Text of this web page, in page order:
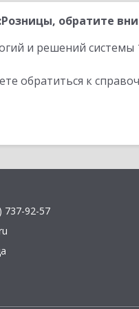
обратите
и решений
обратиться к
737-92-57